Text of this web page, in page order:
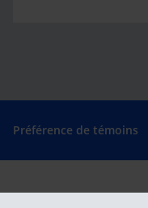
Préférence de témoins